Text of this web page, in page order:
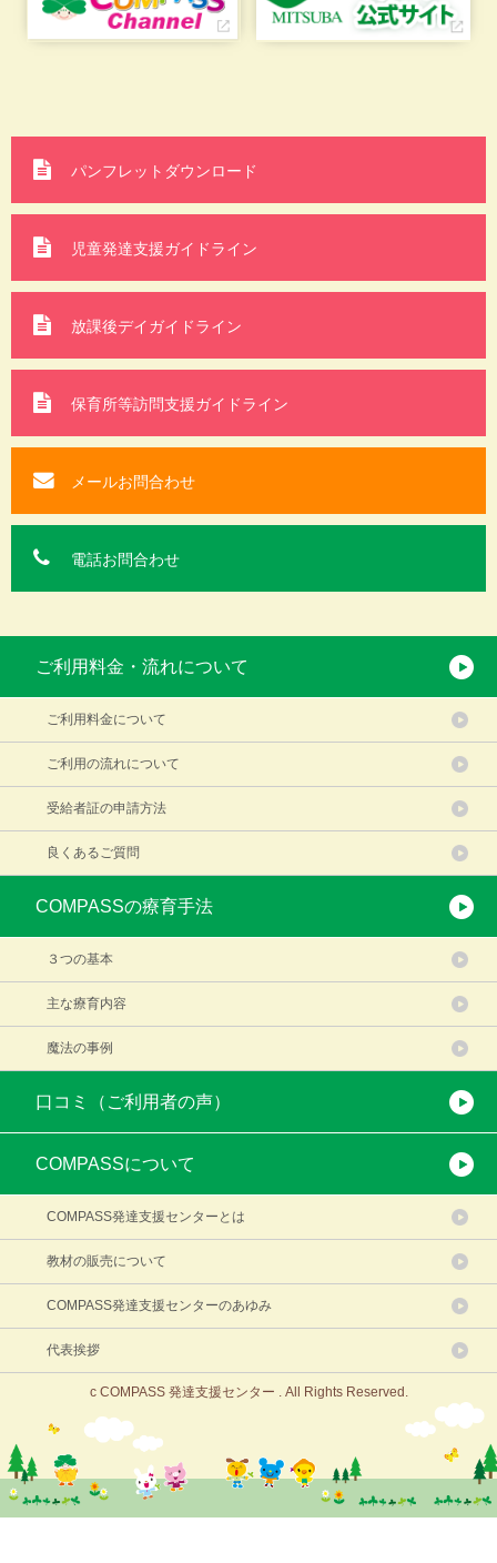
ご利用料金・流れについて
ご利用料金について
ご利用の流れについて
受給者証の申請方法
良くあるご質問
COMPASSの療育手法
３つの基本
主な療育内容
魔法の事例
口コミ（ご利用者の声）
COMPASSについて
COMPASS発達支援センターとは
教材の販売について
COMPASS発達支援センターのあゆみ
代表挨拶
パンフレットダウンロード
児童発達支援ガイドライン
放課後デイガイドライン
保育所等訪問支援ガイドライン
メールお問合わせ
電話お問合わせ
c COMPASS 発達支援センター . All Rights Reserved.